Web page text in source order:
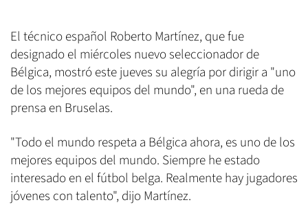
El técnico español Roberto Martínez, que fue
designado el miércoles nuevo seleccionador de
Bélgica, mostró este jueves su alegría por dirigir a "uno
de los mejores equipos del mundo", en una rueda de
prensa en Bruselas.
"Todo el mundo respeta a Bélgica ahora, es uno de los
mejores equipos del mundo. Siempre he estado
interesado en el fútbol belga. Realmente hay jugadores
jóvenes con talento", dijo Martínez.